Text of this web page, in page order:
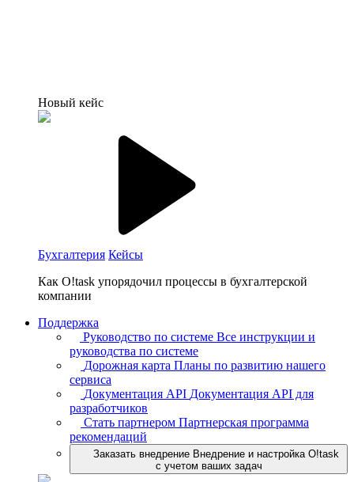
Новый кейс
Бухгалтерия Кейсы
Как O!task упорядочил процессы в бухгалтерской
компании
Поддержка
Руководство по системе Все инструкции и
руководства по системе
Дорожная карта Планы по развитию нашего
сервиса
Документация API Документация API для
разработчиков
Стать партнером Партнерская программа
рекомендаций
Заказать внедрение Внедрение и настройка O!task
с учетом ваших задач